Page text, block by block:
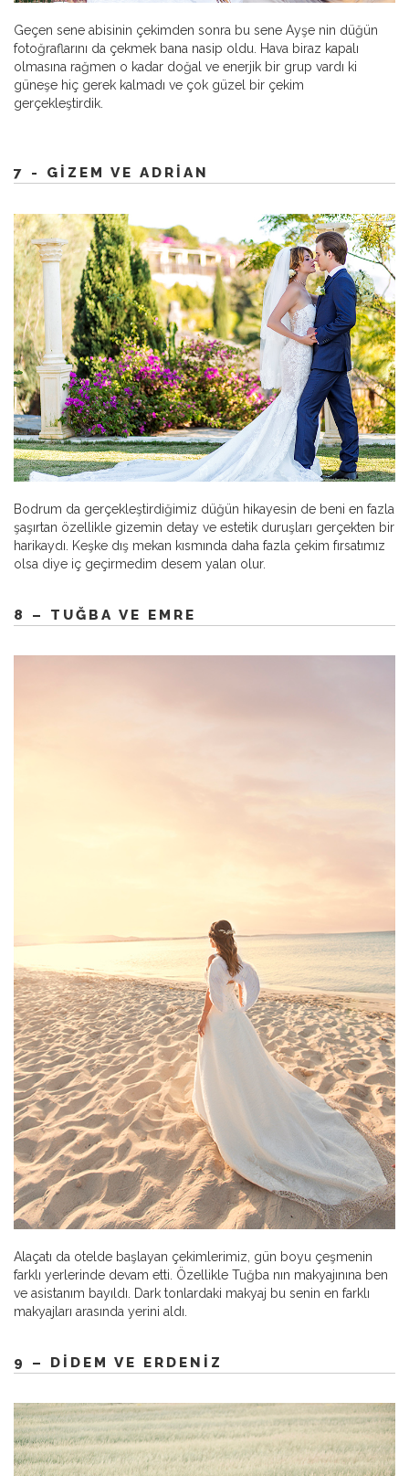
Geçen sene abisinin çekimden sonra bu sene Ayşe nin düğün
fotoğraflarını da çekmek bana nasip oldu. Hava biraz kapalı
olmasına rağmen o kadar doğal ve enerjik bir grup vardı ki
güneşe hiç gerek kalmadı ve çok güzel bir çekim
gerçekleştirdik.
7 - GIZEM VE ADRIAN
Bodrum da gerçekleştirdiğimiz düğün hikayesin de beni en fazla
şaşırtan özellikle gizemin detay ve estetik duruşları gerçekten bir
harikaydı. Keşke dış mekan kısmında daha fazla çekim fırsatımız
olsa diye iç geçirmedim desem yalan olur.
8 – TUĞBA VE EMRE
Alaçatı da otelde başlayan çekimlerimiz, gün boyu çeşmenin
farklı yerlerinde devam etti. Özellikle Tuğba nın makyajınına ben
ve asistanım bayıldı. Dark tonlardaki makyaj bu senin en farklı
makyajları arasında yerini aldı.
9 – DIDEM VE ERDENIZ